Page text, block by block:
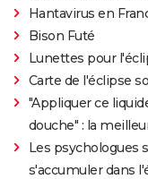
Hantavirus en
Bison Futé
Lunettes pour
Carte de l'éclipse
"Appliquer ce
douche" : la
Les psychologues
s'accumuler dans